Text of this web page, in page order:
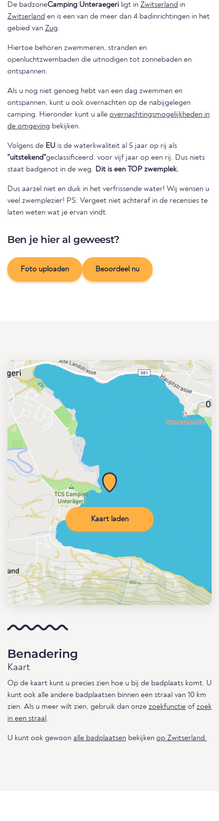
De badzoneCamping Unteraegeri ligt in Zwitserland in
Zwitserland en is een van de meer dan 4 badinrichtingen in het
gebied van Zug.
Hiertoe behoren zwemmeren, stranden en
openluchtzwembaden die uitnodigen tot zonnebaden en
ontspannen.
Als u nog niet genoeg hebt van een dag zwemmen en
ontspannen, kunt u ook overnachten op de nabijgelegen
camping. Hieronder kunt u alle overnachtingsmogelijkheden in
de omgeving bekijken.
Volgens de EU is de waterkwaliteit al 5 jaar op rij als
"uitstekend"geclassificeerd. voor vijf jaar op een rij. Dus niets
staat badgenot in de weg. Dit is een TOP zwemplek.
Dus aarzel niet en duik in het verfrissende water! Wij wensen u
veel zwemplezier! PS: Vergeet niet achteraf in de recensies te
laten weten wat je ervan vindt.
Ben je hier al geweest?
Foto uploaden Beoordeel nu
Kaart laden
Benadering
Kaart
Op de kaart kunt u precies zien hoe u bij de badplaats komt. U
kunt ook alle andere badplaatsen binnen een straal van 10 km
zien. Als u meer wilt zien, gebruik dan onze zoekfunctie ofzoek
in een straal.
U kunt ook gewoon alle badplaatsen bekijken op Zwitserland.